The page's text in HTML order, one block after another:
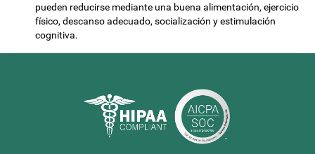
pueden reducirse mediante una buena alimentación, ejercicio
físico, descanso adecuado, socialización y estimulación
cognitiva.